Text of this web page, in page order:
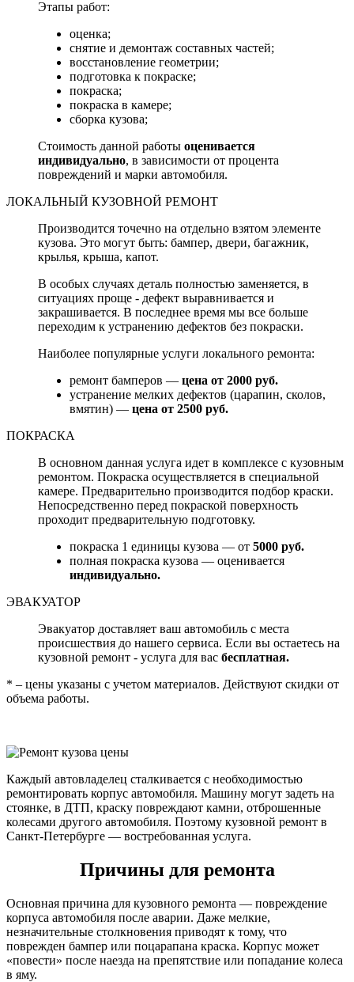
Этапы работ:
оценка;
снятие и демонтаж составных частей;
восстановление геометрии;
подготовка к покраске;
покраска;
покраска в камере;
сборка кузова;
Стоимость данной работы оценивается
индивидуально, в зависимости от процента
повреждений и марки автомобиля.
ЛОКАЛЬНЫЙ КУЗОВНОЙ РЕМОНТ
Производится точечно на отдельно взятом элементе
кузова. Это могут быть: бампер, двери, багажник,
крылья, крыша, капот.
В особых случаях деталь полностью заменяется, в
ситуациях проще - дефект выравнивается и
закрашивается. В последнее время мы все больше
переходим к устранению дефектов без покраски.
Наиболее популярные услуги локального ремонта:
ремонт бамперов — цена от 2000 руб.
устранение мелких дефектов (царапин, сколов,
вмятин) — цена от 2500 руб.
ПОКРАСКА
В основном данная услуга идет в комплексе с кузовным
ремонтом. Покраска осуществляется в специальной
камере. Предварительно производится подбор краски.
Непосредственно перед покраской поверхность
проходит предварительную подготовку.
покраска 1 единицы кузова — от 5000 руб.
полная покраска кузова — оценивается
индивидуально.
ЭВАКУАТОР
Эвакуатор доставляет ваш автомобиль с места
происшествия до нашего сервиса. Если вы остаетесь на
кузовной ремонт - услуга для вас бесплатная.
* – цены указаны с учетом материалов. Действуют скидки от
объема работы.
Каждый автовладелец сталкивается с необходимостью
ремонтировать корпус автомобиля. Машину могут задеть на
стоянке, в ДТП, краску повреждают камни, отброшенные
колесами другого автомобиля. Поэтому кузовной ремонт в
Санкт-Петербурге — востребованная услуга.
Причины для ремонта
Основная причина для кузовного ремонта — повреждение
корпуса автомобиля после аварии. Даже мелкие,
незначительные столкновения приводят к тому, что
поврежден бампер или поцарапана краска. Корпус может
«повести» после наезда на препятствие или попадание колеса
в яму.